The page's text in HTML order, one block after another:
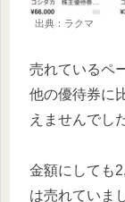
出典：ラクマ
売れているペ
他の優待券に
えませんでし
金額にしても
は売れていま